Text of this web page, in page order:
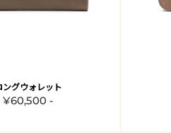
ングウォレット
¥60,500 -